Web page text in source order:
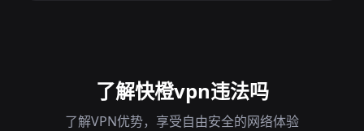
了解快橙vpn违法吗
了解VPN优势，享受自由安全的网络体验